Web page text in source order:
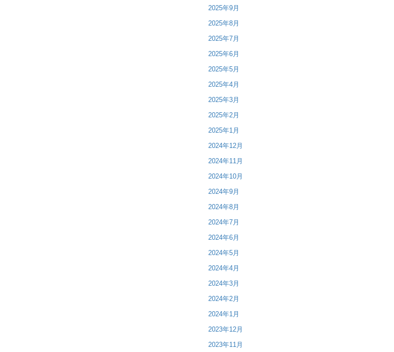
2025年9月
2025年8月
2025年7月
2025年6月
2025年5月
2025年4月
2025年3月
2025年2月
2025年1月
2024年12月
2024年11月
2024年10月
2024年9月
2024年8月
2024年7月
2024年6月
2024年5月
2024年4月
2024年3月
2024年2月
2024年1月
2023年12月
2023年11月